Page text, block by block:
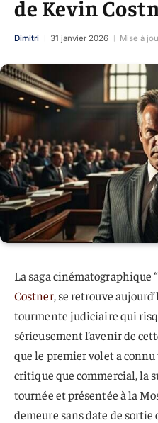
de Kevin
Dimitri 31 janvier 2026 Mise à
La saga cinématographique
Costner, se retrouve
tourmente judiciaire qui
sérieusement l’avenir de
que le premier volet a
critique que commercial, la
tournée et présentée à la
demeure sans date de